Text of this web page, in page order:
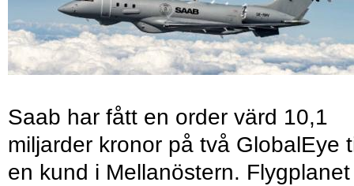
Saab har fått en order värd 10,1
miljarder kronor på två GlobalEye
en kund i Mellanöstern.